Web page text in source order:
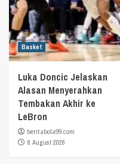
Basket
Luka Doncic Jelaskan
Alasan Menyerahkan
Tembakan Akhir ke
LeBron
beritabola99.com
8 August 2026